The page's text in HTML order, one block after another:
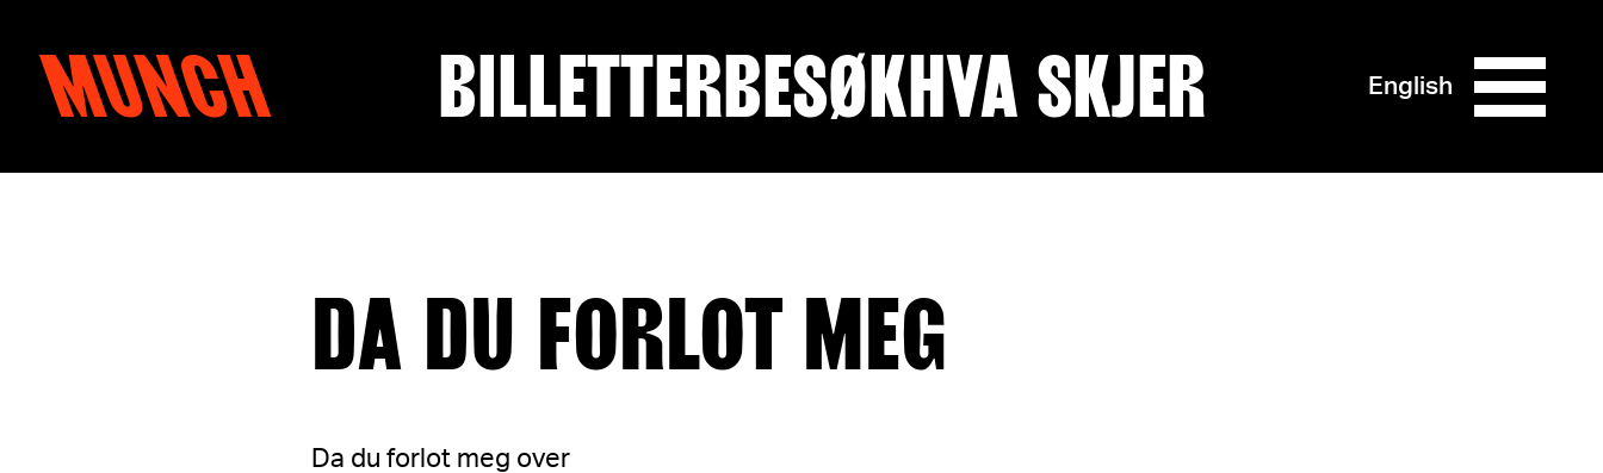
MUNCH BILLETTERBESØKHVA SKJER English
DA DU FORLOT MEG
Da du forlot meg over